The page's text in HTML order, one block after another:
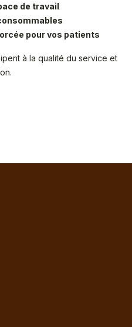
de travail
pour vos patients
à la qualité du service et